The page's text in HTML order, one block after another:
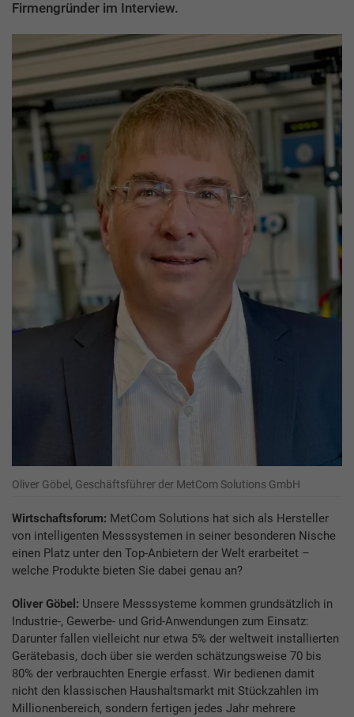
Firmengründer im Interview.
Oliver Göbel, Geschäftsführer der MetCom Solutions GmbH
Wirtschaftsforum: MetCom Solutions hat sich als Hersteller
von intelligenten Messsystemen in seiner besonderen Nische
einen Platz unter den Top-Anbietern der Welt erarbeitet –
welche Produkte bieten Sie dabei genau an?
Oliver Göbel: Unsere Messsysteme kommen grundsätzlich in
Industrie-, Gewerbe- und Grid-Anwendungen zum Einsatz:
Darunter fallen vielleicht nur etwa 5% der weltweit installierten
Gerätebasis, doch über sie werden schätzungsweise 70 bis
80% der verbrauchten Energie erfasst. Wir bedienen damit
nicht den klassischen Haushaltsmarkt mit Stückzahlen im
Millionenbereich, sondern fertigen jedes Jahr mehrere